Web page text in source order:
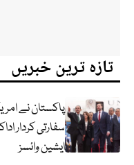
تازہ ترین خبریں
پاکستان نے
سفارتی کردار
ایشین وائسز